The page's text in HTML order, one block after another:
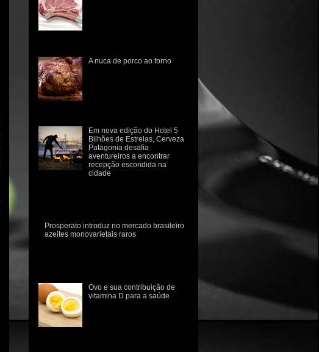
A nuca de porco ao forno
Em nova edição do Hotel 5
Bilhões de Estrelas, Cerveza
Patagonia desafia
aventureiros a encontrar
recepção escondida na
cidade
Prosperato introduz no mercado brasileiro
azeites monovarietais raros
Ovo e sua contribuição de
vitamina D para a saúde